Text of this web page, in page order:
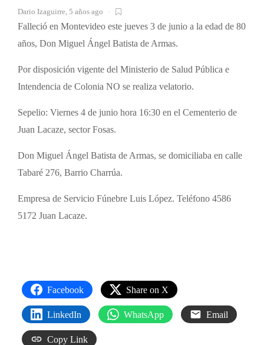
Dario Izaguirre, 5 años ago
Falleció en Montevideo este jueves 3 de junio a la edad de 80
años, Don Miguel Ángel Batista de Armas.
Por disposición vigente del Ministerio de Salud Pública e
Intendencia de Colonia NO se realiza velatorio.
Sepelio: Viernes 4 de junio hora 16:30 en el Cementerio de
Juan Lacaze, sector Fosas.
Don Miguel Ángel Batista de Armas, se domiciliaba en calle
Tabaré 276, Barrio Charrúa.
Empresa de Servicio Fúnebre Luis López. Teléfono 4586
5172 Juan Lacaze.
Facebook Share on X
LinkedIn WhatsApp Email
Copy Link